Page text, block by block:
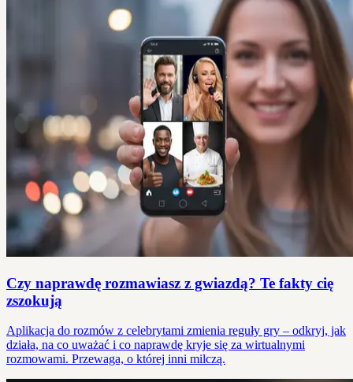
Czy naprawdę rozmawiasz z gwiazdą? Te fakty cię
zszokują
Aplikacja do rozmów z celebrytami zmienia reguły gry – odkryj, jak
działa, na co uważać i co naprawdę kryje się za wirtualnymi
rozmowami. Przewaga, o której inni milczą.